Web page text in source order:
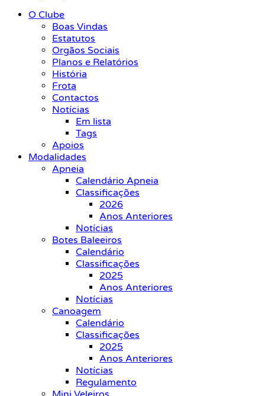
O Clube
Boas Vindas
Estatutos
Orgãos Sociais
Planos e Relatórios
História
Frota
Contactos
Notícias
Em lista
Tags
Apoios
Modalidades
Apneia
Calendário Apneia
Classificações
2026
Anos Anteriores
Notícias
Botes Baleeiros
Calendário
Classificações
2025
Anos Anteriores
Notícias
Canoagem
Calendário
Classificações
2025
Anos Anteriores
Notícias
Regulamento